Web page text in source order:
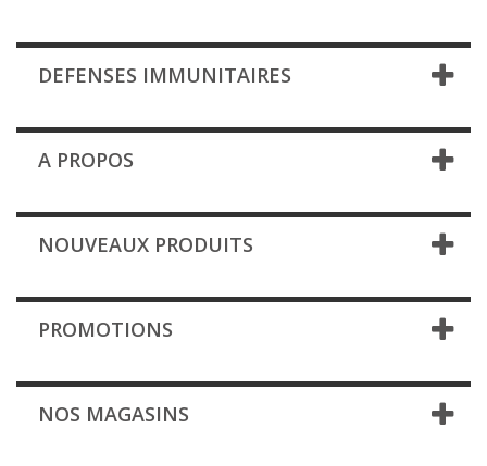
DEFENSES IMMUNITAIRES
A PROPOS
NOUVEAUX PRODUITS
PROMOTIONS
NOS MAGASINS